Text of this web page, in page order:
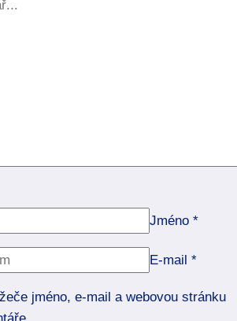
Jméno *
E-mail *
jméno, e-mail a webovou stránku